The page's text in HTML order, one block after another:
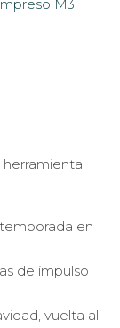
herramienta
en
de impulso
vuelta al